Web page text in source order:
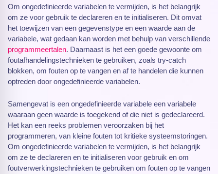
Om ongedefinieerde variabelen te vermijden, is het belangrijk
om ze voor gebruik te declareren en te initialiseren. Dit omvat
het toewijzen van een gegevenstype en een waarde aan de
variabele, wat gedaan kan worden met behulp van verschillende
programmeertalen. Daarnaast is het een goede gewoonte om
foutafhandelingstechnieken te gebruiken, zoals try-catch
blokken, om fouten op te vangen en af te handelen die kunnen
optreden door ongedefinieerde variabelen.
Samengevat is een ongedefinieerde variabele een variabele
waaraan geen waarde is toegekend of die niet is gedeclareerd.
Het kan een reeks problemen veroorzaken bij het
programmeren, van kleine fouten tot kritieke systeemstoringen.
Om ongedefinieerde variabelen te vermijden, is het belangrijk
om ze te declareren en te initialiseren voor gebruik en om
foutverwerkingstechnieken te gebruiken om fouten op te vangen